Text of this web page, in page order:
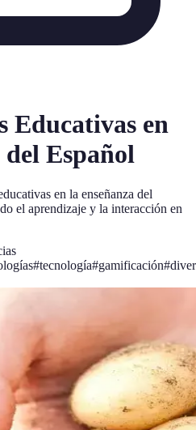
Educativas en
Español
en la enseñanza del
el aprendizaje y la interacción en
#tecnología#gamificación#